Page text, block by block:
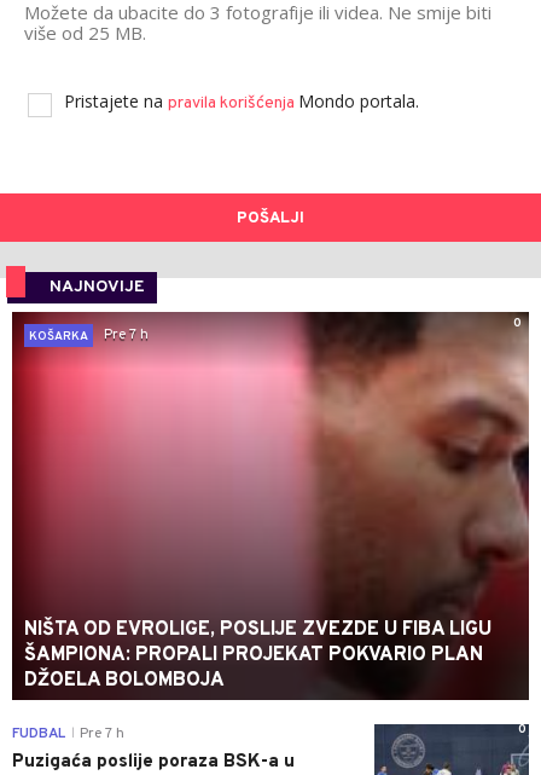
Možete da ubacite do 3 fotografije ili videa. Ne smije biti
više od 25 MB.
Pristajete na pravila korišćenja Mondo portala.
POŠALJI
NAJNOVIJE
0
KOŠARKA
Pre 7 h
NIŠTA OD EVROLIGE, POSLIJE ZVEZDE U FIBA LIGU
ŠAMPIONA: PROPALI PROJEKAT POKVARIO PLAN
DŽOELA BOLOMBOJA
0
FUDBAL Pre 7 h
Puzigaća poslije poraza BSK-a u